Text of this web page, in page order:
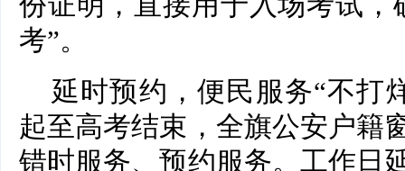
考”。
延时预约，便民服务“不打
起至高考结束，全旗公安户籍
错时服务、预约服务。工作日